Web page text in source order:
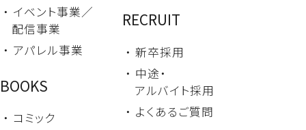
・ イベント事業／
配信事業
・ アパレル事業
BOOKS
・ コミック
RECRUIT
・ 新卒採用
・ 中途・
アルバイト採用
・ よくあるご質問